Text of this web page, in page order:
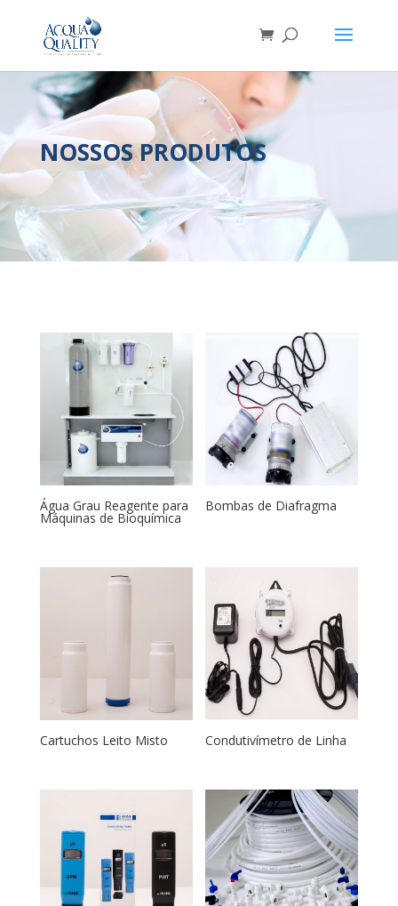
NOSSOS PRODUTOS
Água Grau Reagente para
Máquinas de Bioquímica
Bombas de Diafragma
Cartuchos Leito Misto Condutivímetro de Linha